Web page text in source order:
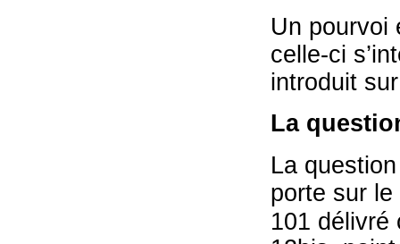
Un pourvoi
celle-ci
introduit
La
La
porte sur
101 délivré